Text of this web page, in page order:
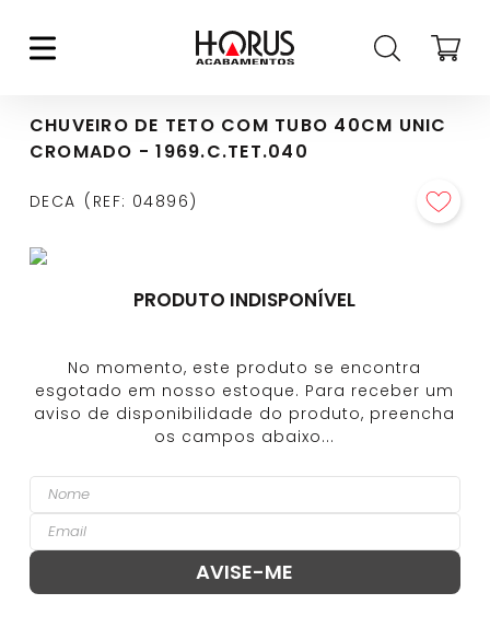
CHUVEIRO DE TETO COM TUBO 40CM UNIC
CROMADO - 1969.C.TET.040
DECA REF: 04896
PRODUTO INDISPONÍVEL